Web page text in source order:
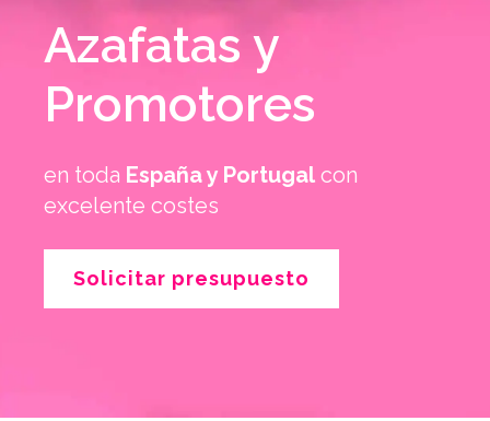
Azafatas y
Promotores
en toda España y Portugal con
excelente costes
Solicitar presupuesto